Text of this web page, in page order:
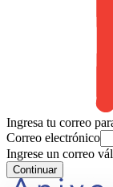
Ingresa tu correo
Correo electrónico
Ingrese un correo
Continuar